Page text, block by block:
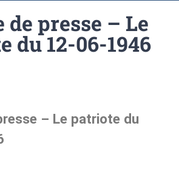
presse – Le
du 12-06-1946
– Le patriote du